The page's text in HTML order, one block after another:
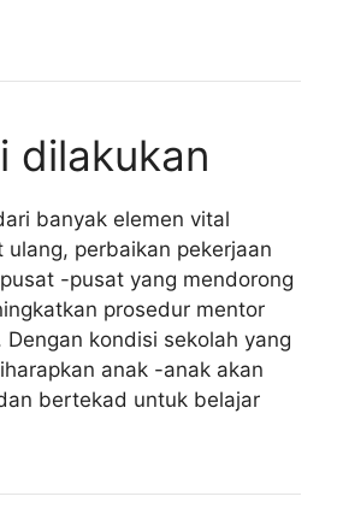
dilakukan
banyak elemen vital
ulang, perbaikan pekerjaan
-pusat yang mendorong
prosedur mentor
Dengan kondisi sekolah yang
anak -anak akan
bertekad untuk belajar